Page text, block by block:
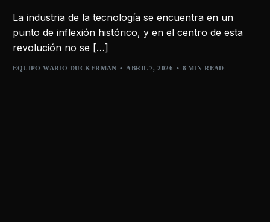
La industria de la tecnología se encuentra en un
punto de inflexión histórico, y en el centro de esta
revolución no se […]
EQUIPO WARIO DUCKERMAN ABRIL 7, 2026 8 MIN READ